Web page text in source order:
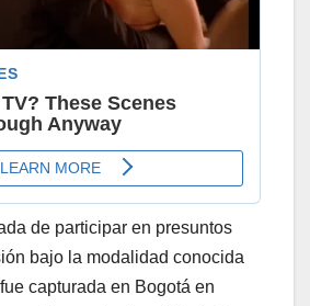
de participar en presuntos
bajo la modalidad conocida
capturada en Bogotá en